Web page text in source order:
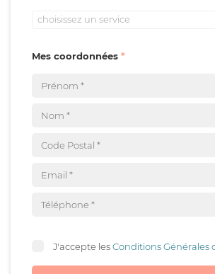
choisissez un service
Mes coordonnées
J'accepte lesConditions Générales